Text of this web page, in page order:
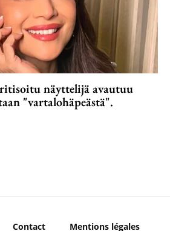
näyttelijä avautuu
"vartalohäpeästä".
Contact Mentions légales